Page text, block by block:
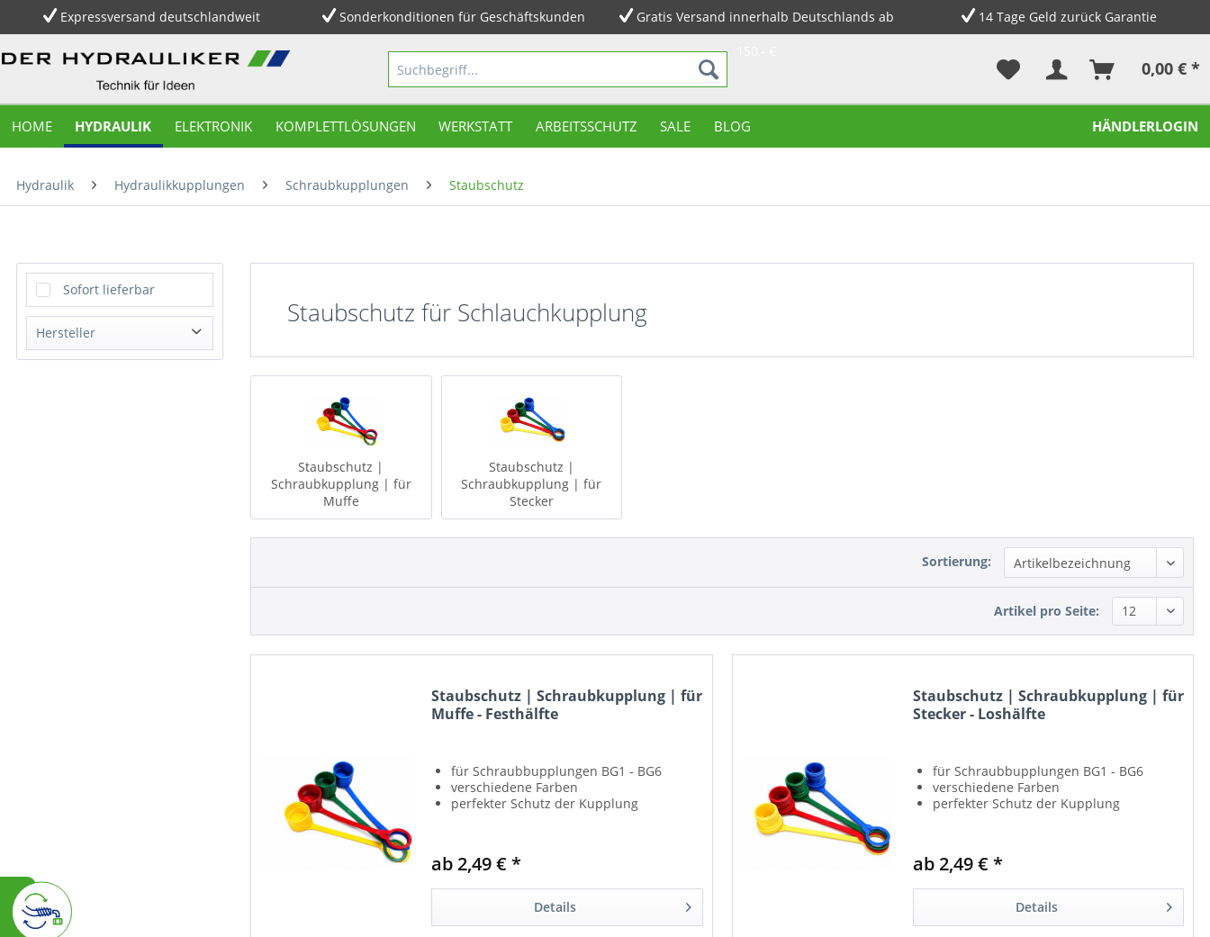
Expressversand deutschlandweit Sonderkonditionen für Geschäftskunden
Gratis Versand innerhalb Deutschlands ab
14 Tage Geld zurück Garantie
0,00 € *
HOME HYDRAULIK ELEKTRONIK KOMPLETTLÖSUNGEN WERKSTATT ARBEITSSCHUTZ SALE BLOG HÄNDLERLOGIN
Hydraulik Hydraulikkupplungen Schraubkupplungen Staubschutz
Sofort lieferbar
Hersteller
Staubschutz für Schlauchkupplung
Staubschutz |
Schraubkupplung | für
Muffe
Staubschutz |
Schraubkupplung | für
Stecker
Sortierung:
Artikel pro Seite:
Staubschutz | Schraubkupplung | für
Muffe - Festhälfte
für Schraubbupplungen BG1 - BG6
verschiedene Farben
perfekter Schutz der Kupplung
ab 2,49 € *
Details
Staubschutz | Schraubkupplung | für
Stecker - Loshälfte
für Schraubbupplungen BG1 - BG6
verschiedene Farben
perfekter Schutz der Kupplung
ab 2,49 € *
Details